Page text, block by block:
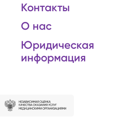
Контакты
О нас
Юридическая
информация